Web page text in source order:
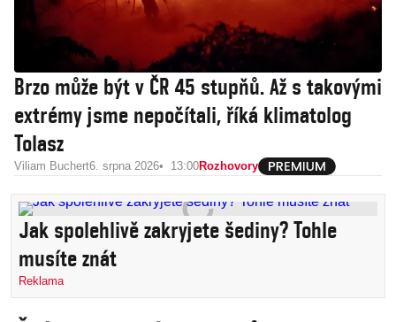
Brzo může být v ČR 45 stupňů. Až s takovými
extrémy jsme nepočítali, říká klimatolog
Tolasz
Viliam Buchert6. srpna 2026 13:00Rozhovory
Jak spolehlivě zakryjete šediny? Tohle
musíte znát
Reklama